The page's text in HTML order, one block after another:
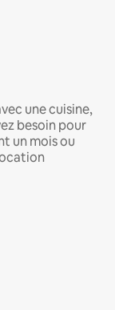
une cuisine,
besoin pour
un mois ou